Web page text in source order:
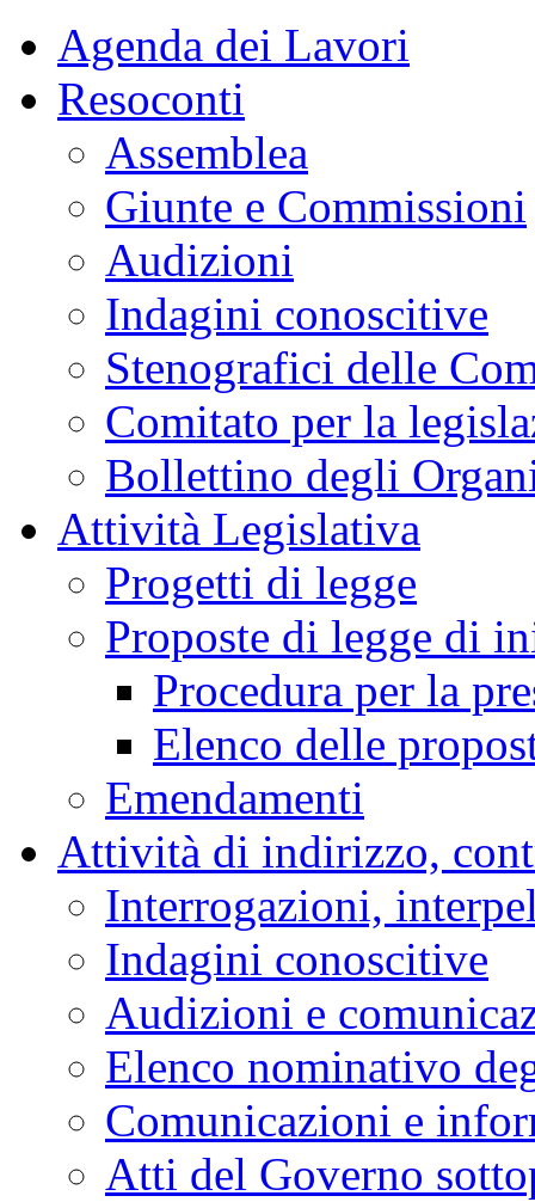
Agenda dei Lavori
Resoconti
Assemblea
Giunte e Commissioni
Audizioni
Indagini conoscitive
Stenografici delle
Comitato per la
Bollettino degli
Attività Legislativa
Progetti di legge
Proposte di legge di
Procedura per la
Elenco delle
Emendamenti
Attività di indirizzo,
Interrogazioni,
Indagini conoscitive
Audizioni e
Elenco nominativo
Comunicazioni e
Atti del Governo